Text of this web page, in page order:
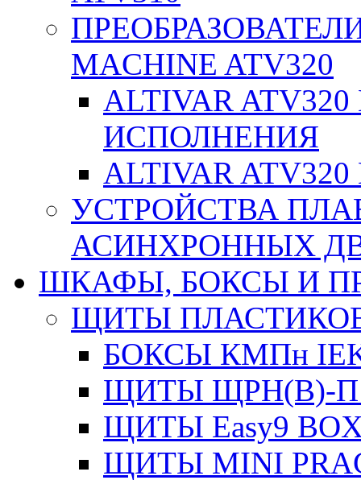
MACHINE ATV320
ALTIVAR
ИСПОЛНЕНИЯ
ALTIVAR
УСТРОЙСТВА
АСИНХРОННЫХ
ШКАФЫ, БОКСЫ И
ЩИТЫ
БОКСЫ КМПн
ЩИТЫ ЩРН(В)-П
ЩИТЫ Easy9 BOX
ЩИТЫ MINI